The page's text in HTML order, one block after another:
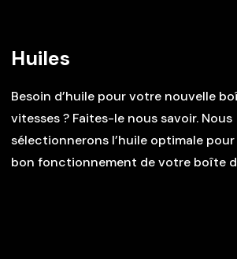
Huiles
Besoin d’huile pour votre nouvelle
vitesses ? Faites-le nous savoir. Nous
sélectionnerons l’huile optimale
bon fonctionnement de votre boîte